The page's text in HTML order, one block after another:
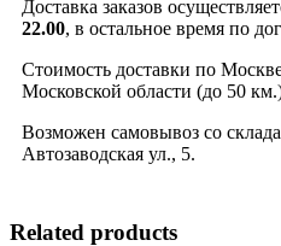
Доставка заказов
22.00, в остальное время по
Стоимость доставки по
Московской области (до 50
Возможен самовывоз со
Автозаводская ул., 5.
Related products